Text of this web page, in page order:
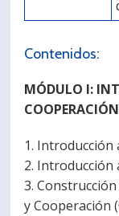
Contenidos:
MÓDULO I:
COOPERACIÓN
1. Introducción
2. Introducción
3.
y Cooperación